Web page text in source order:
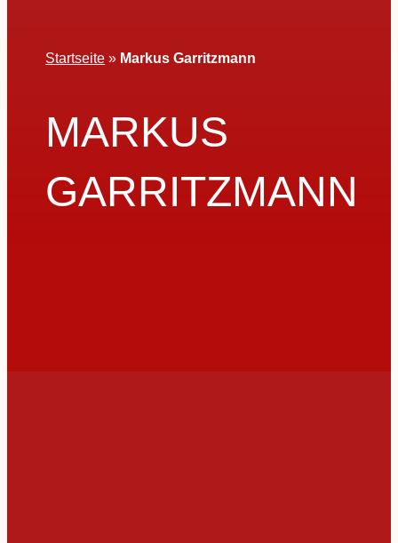
Startseite » Markus Garritzmann
MARKUS
GARRITZMANN